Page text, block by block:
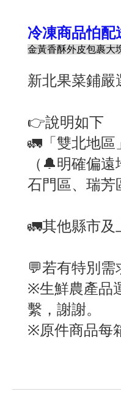
冷凍商品怕配
金黃香酥外皮包裹大
新北果菜鋪
👉說明如下
🚛「雙北地
（🔔明確偏
石門區、瑞芳
🚛其他縣市及
💬若有特別
※生鮮農產品
繫，謝謝。
※原件商品每